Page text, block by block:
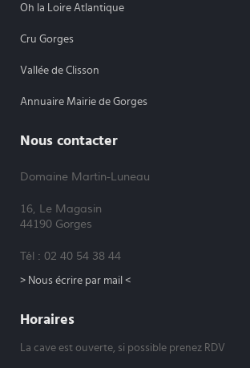
Oh la Loire Atlantique
Cru Gorges
Vallée de Clisson
Annuaire Mairie de Gorges
Nous contacter
Domaine Martin-Luneau
16, Le Magasin
44190 Gorges
Tél : 02 40 54 38 44
> Nous écrire par mail <
Horaires
La cave est ouverte, si possible prenez RDV